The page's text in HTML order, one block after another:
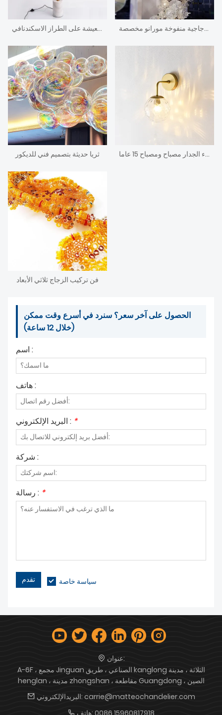
مصباح أرضي لغرفة المعيشة على الطراز الاسكندنافي فنادق من فئة الخمس نجوم كبيرة أشجار فواكه زجاجية منفوخة مورانو مخصصة
ثريا حديثة بتصميم فني للديكور أزياء الجدار مصباح ومصباح 15 عاما
فن تركيب الزجاج ثلاثي الأبعاد
الحصول على آخر سعر؟ سنرد في أسرع وقت ممكن
(خلال 12 ساعة)
اسم :
هاتف :
البريد الإلكتروني : *
شركة :
رسالة : *
تقدم سياسة خاصة
عنوان:
A-6F ، مجمع Jinguan الصناعي ، طريق kanglong الثلاثة ، مدينة
henglan ، مدينة zhongshan ، مقاطعة Guangdong ، الصين
البريدالإلكتروني: carrie@matteochandelier.com
هاتف: 0086 15960817918